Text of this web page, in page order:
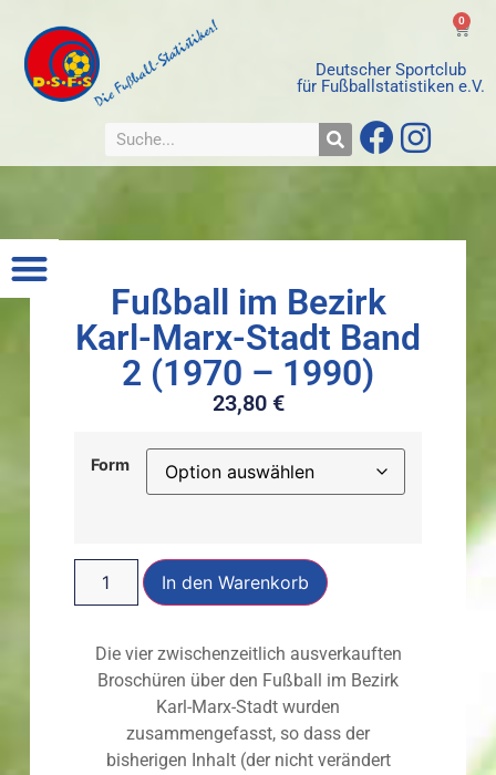
Deutscher Sportclub
für Fußballstatistiken e.V.
0
Fußball im Bezirk
Karl-Marx-Stadt Band
2 (1970 – 1990)
23,80 €
Form
In den Warenkorb
Die vier zwischenzeitlich ausverkauften
Broschüren über den Fußball im Bezirk
Karl-Marx-Stadt wurden
zusammengefasst, so dass der
bisherigen Inhalt (der nicht verändert